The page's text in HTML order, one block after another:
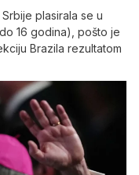
plasirala se u
16 godina), pošto je
Brazila rezultatom